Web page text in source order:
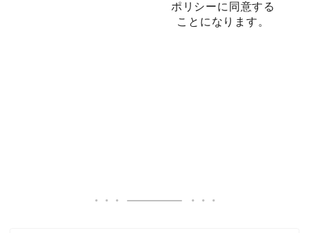
ポリシーに同意する
ことになります。